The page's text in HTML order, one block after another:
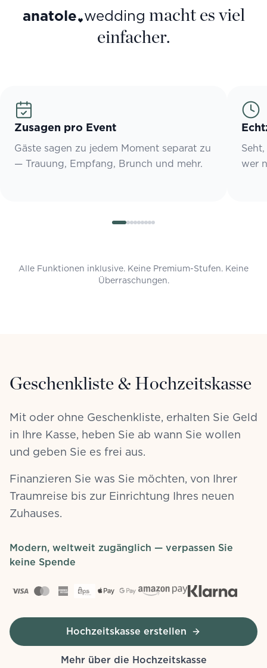
anatole wedding macht es viel
einfacher.
Zusagen pro Event
Gäste sagen zu jedem Moment separat zu
— Trauung, Empfang, Brunch und mehr.
wer
Alle Funktionen inklusive. Keine Premium-Stufen. Keine
Überraschungen.
Geschenkliste & Hochzeitskasse
Mit oder ohne Geschenkliste, erhalten Sie Geld
in Ihre Kasse, heben Sie ab wann Sie wollen
und geben Sie es frei aus.
Finanzieren Sie was Sie möchten, von Ihrer
Traumreise bis zur Einrichtung Ihres neuen
Zuhauses.
Modern, weltweit zugänglich — verpassen Sie
keine Spende
Hochzeitskasse erstellen
Mehr über die Hochzeitskasse